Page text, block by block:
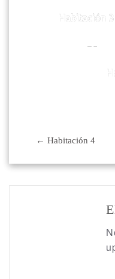
Habitación 3
Post
← Habitación 4